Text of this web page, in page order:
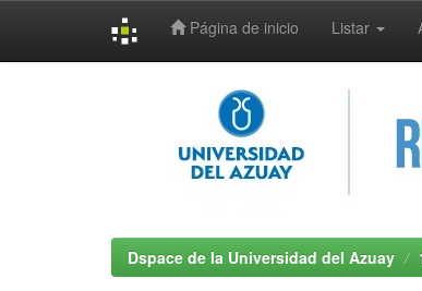
Página de inicio Listar
Dspace de la Universidad del Azuay